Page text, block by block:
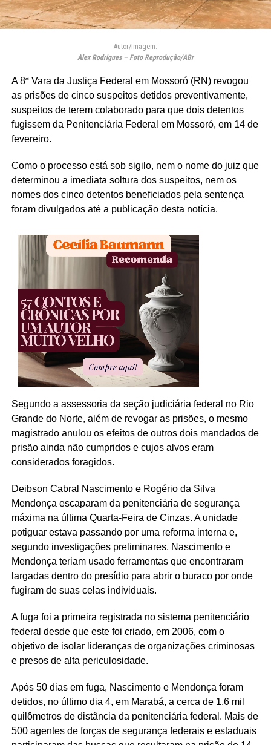
Autor/Imagem:
Alex Rodrigues – Foto Reprodução/ABr
A 8ª Vara da Justiça Federal em Mossoró (RN) revogou
as prisões de cinco suspeitos detidos preventivamente,
suspeitos de terem colaborado para que dois detentos
fugissem da Penitenciária Federal em Mossoró, em 14 de
fevereiro.
Como o processo está sob sigilo, nem o nome do juiz que
determinou a imediata soltura dos suspeitos, nem os
nomes dos cinco detentos beneficiados pela sentença
foram divulgados até a publicação desta notícia.
Segundo a assessoria da seção judiciária federal no Rio
Grande do Norte, além de revogar as prisões, o mesmo
magistrado anulou os efeitos de outros dois mandados de
prisão ainda não cumpridos e cujos alvos eram
considerados foragidos.
Deibson Cabral Nascimento e Rogério da Silva
Mendonça escaparam da penitenciária de segurança
máxima na última Quarta-Feira de Cinzas. A unidade
potiguar estava passando por uma reforma interna e,
segundo investigações preliminares, Nascimento e
Mendonça teriam usado ferramentas que encontraram
largadas dentro do presídio para abrir o buraco por onde
fugiram de suas celas individuais.
A fuga foi a primeira registrada no sistema penitenciário
federal desde que este foi criado, em 2006, com o
objetivo de isolar lideranças de organizações criminosas
e presos de alta periculosidade.
Após 50 dias em fuga, Nascimento e Mendonça foram
detidos, no último dia 4, em Marabá, a cerca de 1,6 mil
quilômetros de distância da penitenciária federal. Mais de
500 agentes de forças de segurança federais e estaduais